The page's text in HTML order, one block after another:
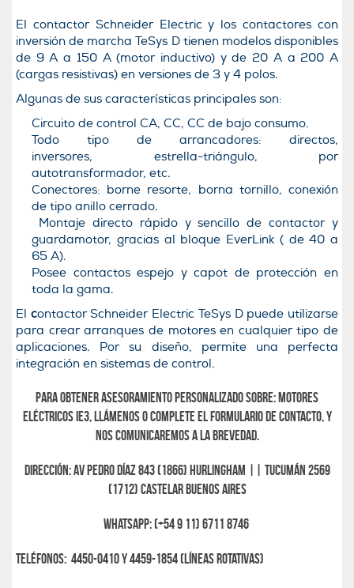
El contactor Schneider Electric y los contactores con
inversión de marcha TeSys D tienen modelos disponibles
de 9 A a 150 A (motor inductivo) y de 20 A a 200 A
(cargas resistivas) en versiones de 3 y 4 polos.
Algunas de sus características principales son:
Circuito de control CA, CC, CC de bajo consumo.
Todo tipo de arrancadores: directos,
inversores, estrella-triángulo, por
autotransformador, etc.
Conectores: borne resorte, borna tornillo, conexión
de tipo anillo cerrado.
Montaje directo rápido y sencillo de contactor y
guardamotor, gracias al bloque EverLink ( de 40 a
65 A).
Posee contactos espejo y capot de protección en
toda la gama.
El contactor Schneider Electric TeSys D puede utilizarse
para crear arranques de motores en cualquier tipo de
aplicaciones. Por su diseño, permite una perfecta
integración en sistemas de control.
Para obtener asesoramiento personalizado sobre: Motores
eléctricos IE3, llámenos o complete el formulario de contacto, y
nos comunicaremos a la brevedad.
Dirección: Av Pedro Díaz 843 (1866) Hurlingham || Tucumán 2569
(1712) Castelar Buenos Aires
Whatsapp: (+54 9 11) 6711 8746
Teléfonos: 4450-0410 y 4459-1854 (líneas rotativas)